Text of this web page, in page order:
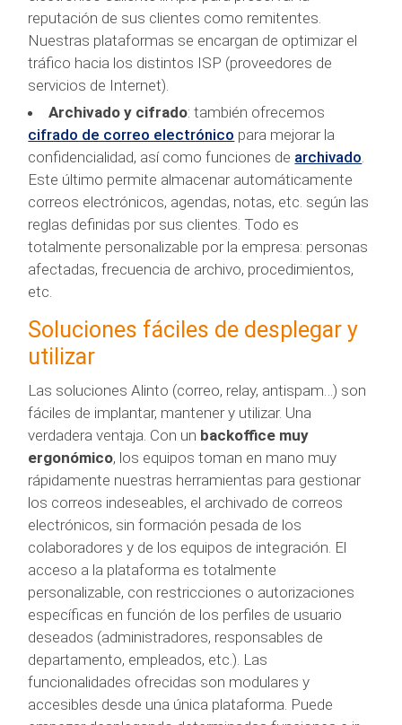
reputación de sus clientes como remitentes.
Nuestras plataformas se encargan de optimizar el
tráfico hacia los distintos ISP (proveedores de
servicios de Internet).
Archivado y cifrado: también ofrecemos
cifrado de correo electrónico para mejorar la
confidencialidad, así como funciones de archivado.
Este último permite almacenar automáticamente
correos electrónicos, agendas, notas, etc. según las
reglas definidas por sus clientes. Todo es
totalmente personalizable por la empresa: personas
afectadas, frecuencia de archivo, procedimientos,
etc.
Soluciones fáciles de desplegar y
utilizar
Las soluciones Alinto (correo, relay, antispam…) son
fáciles de implantar, mantener y utilizar. Una
verdadera ventaja. Con un backoffice muy
ergonómico, los equipos toman en mano muy
rápidamente nuestras herramientas para gestionar
los correos indeseables, el archivado de correos
electrónicos, sin formación pesada de los
colaboradores y de los equipos de integración. El
acceso a la plataforma es totalmente
personalizable, con restricciones o autorizaciones
específicas en función de los perfiles de usuario
deseados (administradores, responsables de
departamento, empleados, etc.). Las
funcionalidades ofrecidas son modulares y
accesibles desde una única plataforma. Puede